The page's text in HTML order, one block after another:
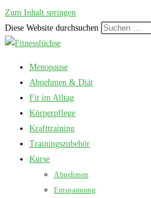
Zum Inhalt springen
Diese Website durchsuchen
Menopause
Abnehmen & Diät
Fit im Alltag
Körperpflege
Krafttraining
Trainingszubehör
Kurse
Abnehmen
Entspannung